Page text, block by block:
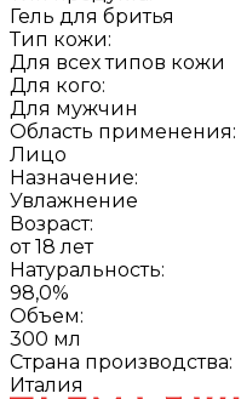
Гель для бритья
Тип кожи:
Для всех типов кожи
Для кого:
Для мужчин
Область применения:
Лицо
Назначение:
Увлажнение
Возраст:
от 18 лет
Натуральность:
98,0%
Объем:
300 мл
Страна производства:
Италия